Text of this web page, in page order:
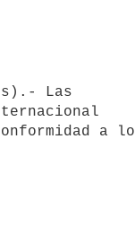
a lo